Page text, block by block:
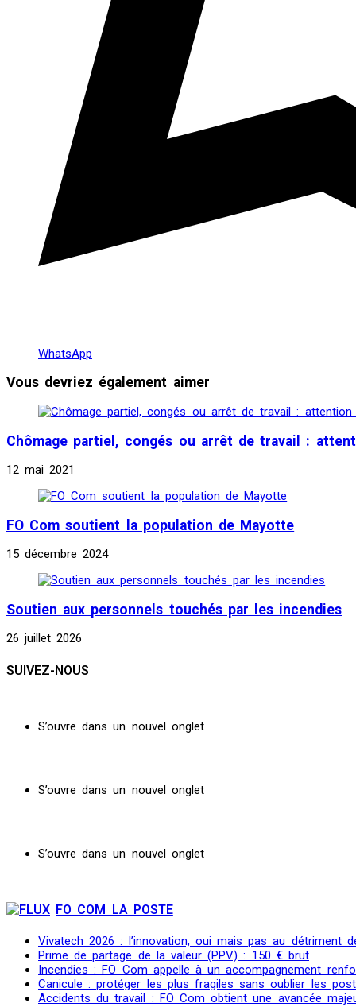
WhatsApp
Vous devriez également aimer
Chômage partiel, congés ou arrêt de travail :
12 mai 2021
FO Com soutient la population de Mayotte
15 décembre 2024
Soutien aux personnels touchés par les incendies
26 juillet 2026
SUIVEZ-NOUS
S’ouvre dans un nouvel onglet
S’ouvre dans un nouvel onglet
S’ouvre dans un nouvel onglet
FO COM LA POSTE
Vivatech 2026 : l’innovation, oui mais pas au détriment
Prime de partage de la valeur (PPV) : 150 € brut
Incendies : FO Com appelle à un accompagnement
Canicule : protéger les plus fragiles sans oublier les
Accidents du travail : FO Com obtient une avancée